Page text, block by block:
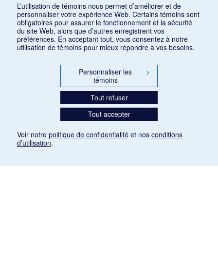
L’utilisation de témoins nous permet d’améliorer et de
personnaliser votre expérience Web. Certains témoins sont
obligatoires pour assurer le fonctionnement et la sécurité
du site Web, alors que d’autres enregistrent vos
préférences. En acceptant tout, vous consentez à notre
utilisation de témoins pour mieux répondre à vos besoins.
Personnaliser les
témoins
>
Tout refuser
Tout accepter
Voir notre politique de confidentialité et nos conditions
d’utilisation.